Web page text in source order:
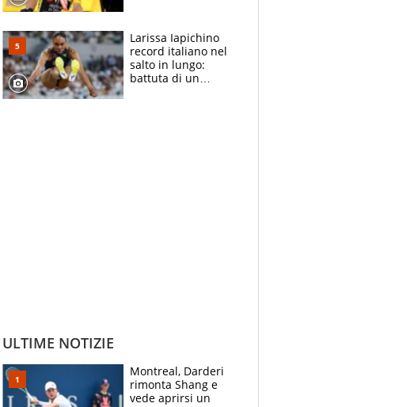
rischio da evitare
Larissa Iapichino
record italiano nel
salto in lungo:
battuta di un
ULTIME NOTIZIE
Montreal, Darderi
rimonta Shang e
vede aprirsi un